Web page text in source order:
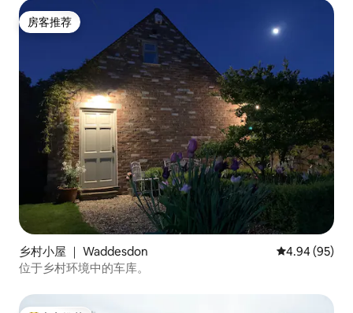
房客推荐
房客推荐
乡村小屋 ｜ Waddesdon 平均评分 4.94
4.94 (95)
位于乡村环境中的车库。